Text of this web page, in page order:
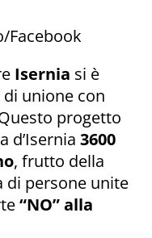
Facebook
Isernia si è
unione con
progetto
d’Isernia 3600
, frutto della
di persone unite
“NO” alla